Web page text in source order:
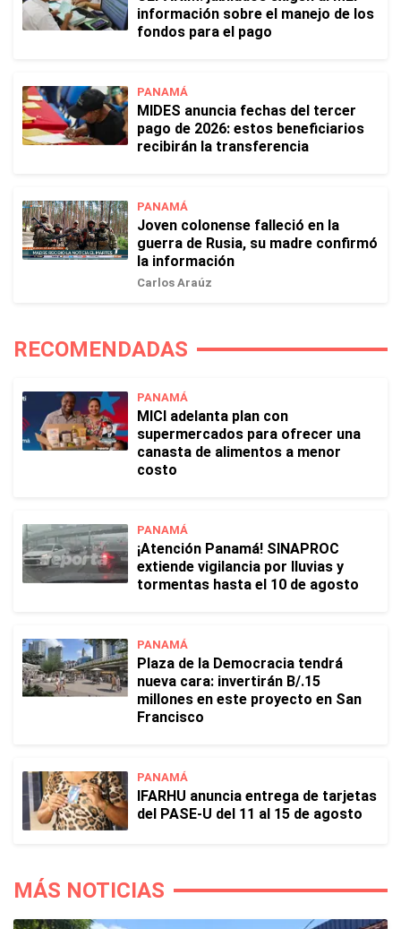
información sobre el manejo de los
fondos para el pago
PANAMÁ
MIDES anuncia fechas del tercer
pago de 2026: estos beneficiarios
recibirán la transferencia
PANAMÁ
Joven colonense falleció en la
guerra de Rusia, su madre confirmó
la información
Carlos Araúz
RECOMENDADAS
PANAMÁ
MICI adelanta plan con
supermercados para ofrecer una
canasta de alimentos a menor
costo
PANAMÁ
¡Atención Panamá! SINAPROC
extiende vigilancia por lluvias y
tormentas hasta el 10 de agosto
PANAMÁ
Plaza de la Democracia tendrá
nueva cara: invertirán B/.15
millones en este proyecto en San
Francisco
PANAMÁ
IFARHU anuncia entrega de tarjetas
del PASE-U del 11 al 15 de agosto
MÁS NOTICIAS